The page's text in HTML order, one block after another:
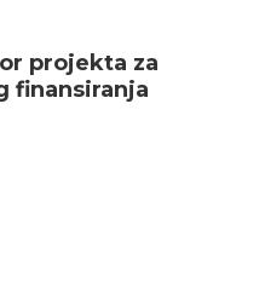
projekta za
finansiranja